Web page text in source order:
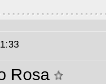
Rosa